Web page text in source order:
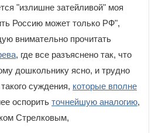
"излишне затейливой" моя
Россию может только РФ",
внимательно прочитать
, где все разъяснено так, что
дошкольнику ясно, и трудно
суждения, которые вполне
оспорить точнейшую аналогию,
Стрелковым,